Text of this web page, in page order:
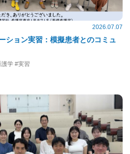
2026.07.07
ション実習：模擬患者とのコミュ
学 #実習